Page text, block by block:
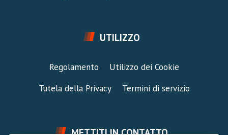
UTILIZZO
Regolamento
Utilizzo dei Cookie
Tutela della Privacy
Termini di servizio
METTITI IN CONTATTO